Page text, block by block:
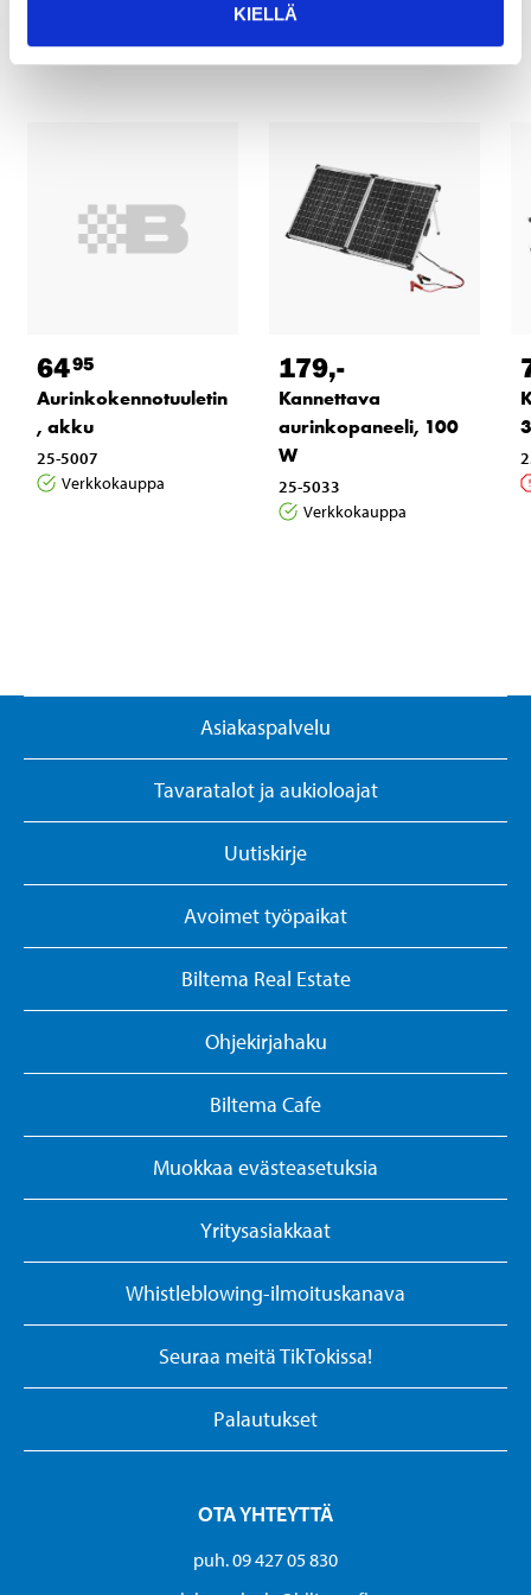
KIELLÄ
tuotteet
6495
Aurinkokennotuuletin
, akku
25-5007
Verkkokauppa
179,-
Kannettava
aurinkopaneeli, 100
W
25-5033
Verkkokauppa
Asiakaspalvelu
Tavaratalot ja aukioloajat
Uutiskirje
Avoimet työpaikat
Biltema Real Estate
Ohjekirjahaku
Biltema Cafe
Muokkaa evästeasetuksia
Yritysasiakkaat
Whistleblowing-ilmoituskanava
Seuraa meitä TikTokissa!
Palautukset
OTA YHTEYTTÄ
puh. 09 427 05 830